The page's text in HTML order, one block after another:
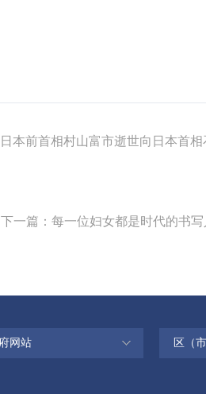
本前首相村山富市逝世向日本首
下一篇： 每一位妇女都是时代的书
网站 区（